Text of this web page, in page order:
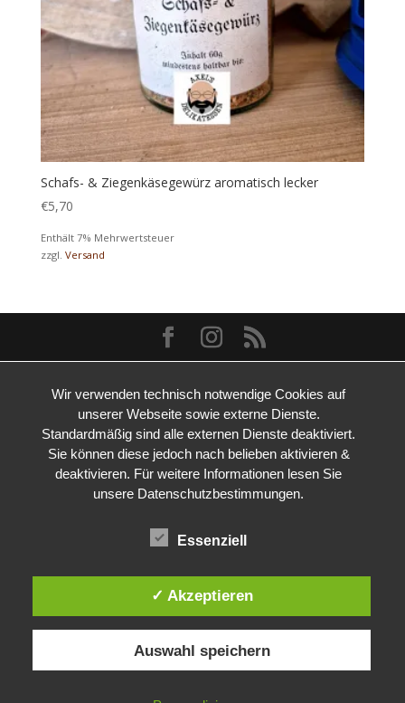
Schafs- & Ziegenkäsegewürz aromatisch lecker
€5,70
Enthält 7% Mehrwertsteuer
zzgl. Versand
Wir verwenden technisch notwendige Cookies auf
unserer Webseite sowie externe Dienste.
Standardmäßig sind alle externen Dienste deaktiviert.
Sie können diese jedoch nach belieben aktivieren &
deaktivieren. Für weitere Informationen lesen Sie
unsere Datenschutzbestimmungen.
Essenziell
✓ Akzeptieren
Auswahl speichern